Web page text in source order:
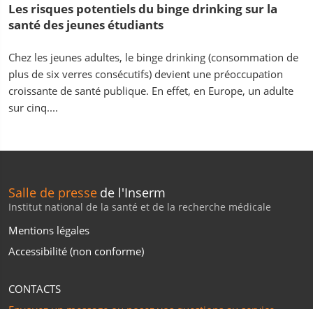
Les risques potentiels du binge drinking sur la
santé des jeunes étudiants
Chez les jeunes adultes, le binge drinking (consommation de
plus de six verres consécutifs) devient une préoccupation
croissante de santé publique. En effet, en Europe, un adulte
sur cinq....
Salle de presse de l'Inserm
Institut national de la santé et de la recherche médicale
Mentions légales
Accessibilité (non conforme)
CONTACTS